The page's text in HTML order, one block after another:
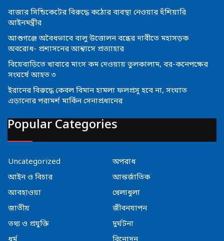
বাজার সিন্ডিকেটের বিরুদ্ধে কঠোর ব্যবস্থা নেওয়ার হুঁশিয়ারি
আইনমন্ত্রীর
আশুগঞ্জে অবৈধভাবে বালু উত্তোলন বন্ধের দাবীতে মহাসড়ক
অবরোধ- প্রশাসনের আশ্বাসে প্রত্যাহার
বিয়েবাড়িতে খাবারে মাংস কম দেওয়ায় তুলকালাম, বর-কনেপক্ষের
সংঘর্ষে আহত ৩
ইরানের বিরুদ্ধে কেবল বিমান হামলা ফলপ্রসূ হবে না, সংঘাত
এড়ানোর পরামর্শ মার্কিন সেনাপ্রধানের
Popular Categories
Uncategorized
অপরাধ
আইন ও বিচার
আন্তর্জাতিক
আবহাওয়া
খেলাধুলা
জাতীয়
জীবনযাপন
তথ্য ও প্রযুক্তি
দুর্ঘটনা